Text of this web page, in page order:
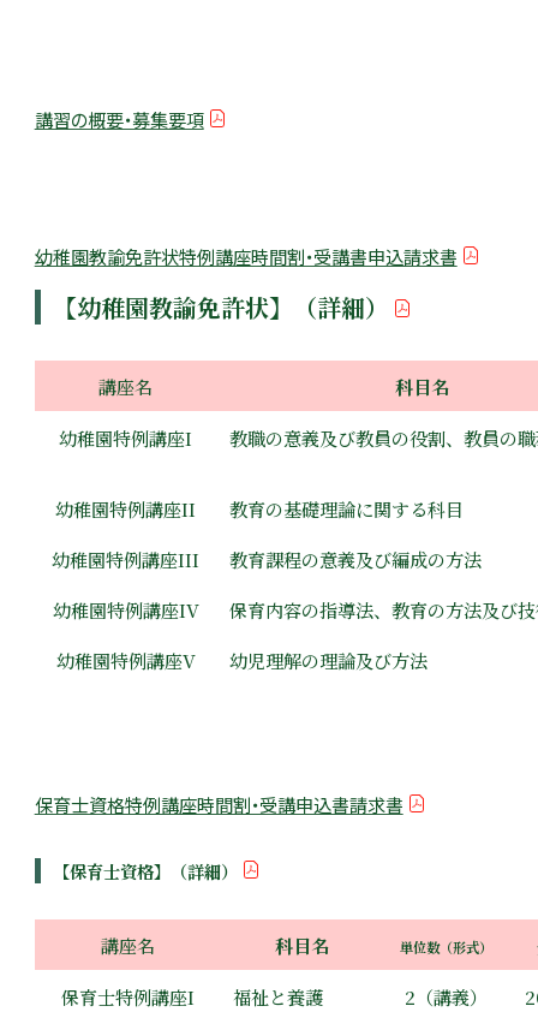
講習の概要・募集要項
幼稚園教諭免許状特例講座時間割・受講書申込請求書
【幼稚園教諭免許状】（詳細）
講座名
科目名
幼稚園特例講座I
教職の意義及び教員の役割、教員の
幼稚園特例講座II
教育の基礎理論に関する科目
幼稚園特例講座III
教育課程の意義及び編成の方法
幼稚園特例講座IV
保育内容の指導法、教育の方法及び
幼稚園特例講座V
幼児理解の理論及び方法
保育士資格特例講座時間割・受講申込書請求書
【保育士資格】（詳細）
講座名 科目名 単位数（形式）
保育士特例講座I
福祉と養護 2（講義）